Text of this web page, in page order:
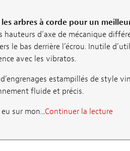
les arbres à corde pour un
hauteurs d’axe de mécanique
le bas derrière l’écrou. Inutile
avec les vibratos.
estampillés de style
fluide et précis.
eu sur mon...Continuer la lecture